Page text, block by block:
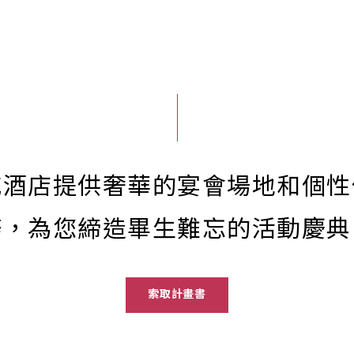
店提供奢華的宴會場地和個
為您締造畢生難忘的活動慶
索取計畫書